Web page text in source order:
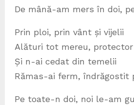
De mână-am mers în doi,
Prin ploi, prin vânt și vijelii
Alături tot mereu,
Și n-ai cedat din temelii
Rămas-ai ferm,
Pe toate-n doi, noi le-am